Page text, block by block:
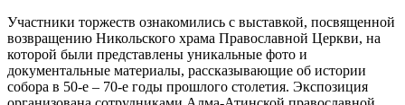
Участники торжеств ознакомились с выставкой, посвященной
возвращению Никольского храма Православной Церкви, на
которой были представлены уникальные фото и
документальные материалы, рассказывающие об истории
собора в 50-е – 70-е годы прошлого столетия. Экспозиция